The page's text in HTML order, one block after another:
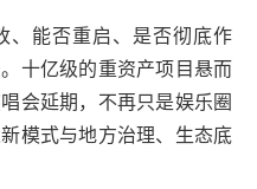
、能否重启、是否彻底作
十亿级的重资产项目悬而
会延期，不再只是娱乐圈
模式与地方治理、生态底